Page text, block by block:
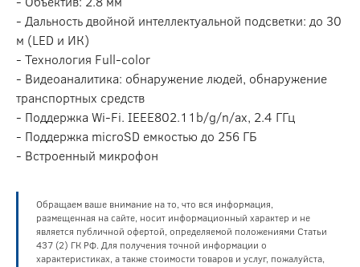
- Дальность двойной интеллектуальной подсветки: до 30
м (LED и ИК)
- Технология Full-color
- Видеоаналитика: обнаружение людей, обнаружение
транспортных средств
- Поддержка Wi-Fi. IEEE802.11b/g/n/ax, 2.4 ГГц
- Поддержка microSD емкостью до 256 ГБ
- Встроенный микрофон
Обращаем ваше внимание на то, что вся информация,
размещенная на сайте, носит информационный характер и не
является публичной офертой, определяемой положениями Статьи
437 (2) ГК РФ. Для получения точной информации о
характеристиках, а также стоимости товаров и услуг, пожалуйста,